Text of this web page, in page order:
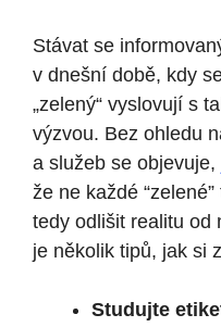
Stávat se
v dnešní době, kdy
„zelený“ vyslovují s
výzvou. Bez ohledu
a služeb se objevuje,
že ne každé
tedy odlišit realitu od
je několik tipů, jak si
Studujte